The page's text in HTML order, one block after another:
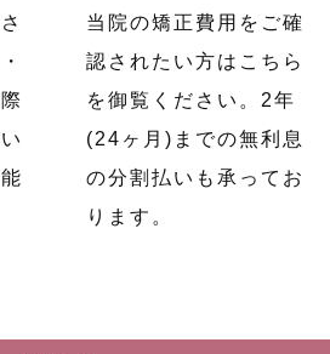
当院の矯正費用をご確
認されたい方はこちら
を御覧ください。2年
(24ヶ月)までの無利息
の分割払いも承ってお
ります。